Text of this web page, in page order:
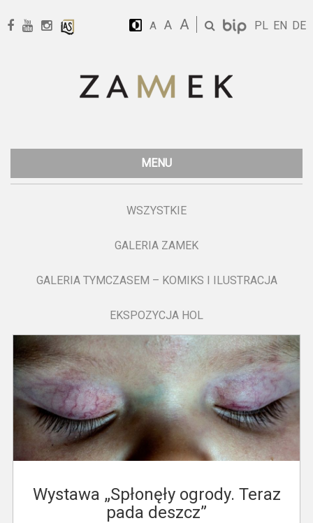
A A A PL EN DE
MENU
WSZYSTKIE
GALERIA ZAMEK
GALERIA TYMCZASEM – KOMIKS I ILUSTRACJA
EKSPOZYCJA HOL
Wystawa „Spłonęły ogrody. Teraz
pada deszcz”